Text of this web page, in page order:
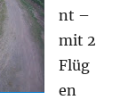
nt –
mit 2
Flüg
en